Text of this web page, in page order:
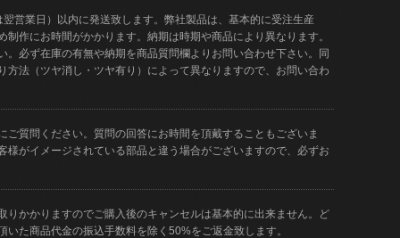
営業日）以内に発送致します。弊社製品は、基本的に受注生産
作にお時間がかかります。納期は時期や商品により異なります。
。必ず在庫の有無や納期を商品質問欄よりお問い合わせ下さい。同
方法（ツヤ消し・ツヤ有り）によって異なりますので、お問い合わ
質問ください。質問の回答にお時間を頂戴することもございま
様がイメージされている部品と違う場合がございますので、必ずお
りかかりますのでご購入後のキャンセルは基本的に出来ません。ど
た商品代金の振込手数料を除く50%をご返金致します。